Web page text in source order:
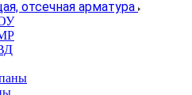
отсечная арматура